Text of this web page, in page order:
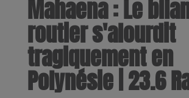
Mahaena : Le
routier s'alourdit
tragiquement en
Polynésie | 23.6